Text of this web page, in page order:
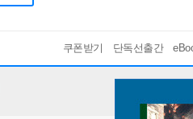
쿠폰받기 단독선출간